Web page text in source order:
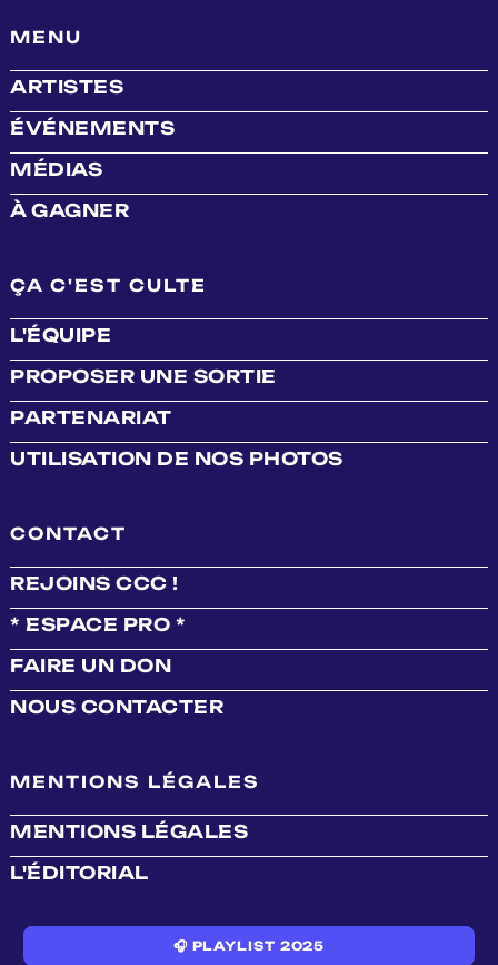
MENU
ARTISTES
ÉVÉNEMENTS
MÉDIAS
À GAGNER
ÇA C'EST CULTE
L'ÉQUIPE
PROPOSER UNE SORTIE
PARTENARIAT
UTILISATION DE NOS PHOTOS
CONTACT
REJOINS CCC !
* ESPACE PRO *
FAIRE UN DON
NOUS CONTACTER
MENTIONS LÉGALES
MENTIONS LÉGALES
L'ÉDITORIAL
🎧 PLAYLIST 2025